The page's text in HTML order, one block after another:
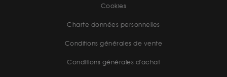
Cookies
Charte données personnelles
Conditions générales de vente
Conditions générales d'achat